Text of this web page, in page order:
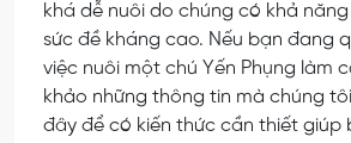
khá dễ nuôi do chúng có khả
sức đề kháng cao. Nếu bạn đang
việc nuôi một chú Yến Phụng làm
khảo những thông tin mà chúng
đây để có kiến thức cần thiết giúp